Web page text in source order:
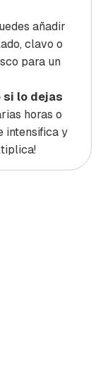
añadir
clavo o
para un
si lo dejas
horas o
intensifica y